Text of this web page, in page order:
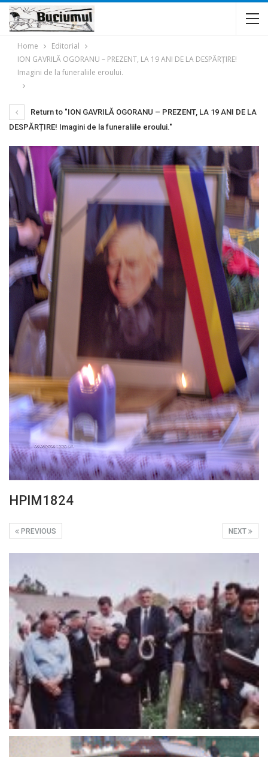
Home
Editorial
ION GAVRILĂ OGORANU – PREZENT, LA 19 ANI DE LA DESPĂRȚIRE!
Imagini de la funeraliile eroului.
Return to "ION GAVRILĂ OGORANU – PREZENT, LA 19 ANI DE LA
DESPĂRȚIRE! Imagini de la funeraliile eroului."
HPIM1824
NEXT
PREVIOUS